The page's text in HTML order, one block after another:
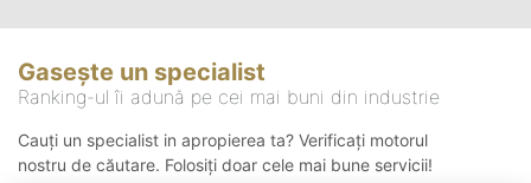
Gasește un specialist
Ranking-ul îi adună pe cei mai buni din industrie
Cauți un specialist in apropierea ta? Verificați motorul
nostru de căutare. Folosiți doar cele mai bune servicii!